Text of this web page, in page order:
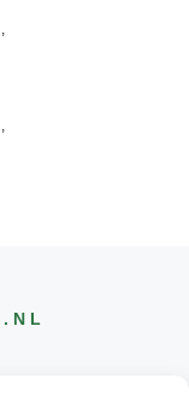
,
,
.NL